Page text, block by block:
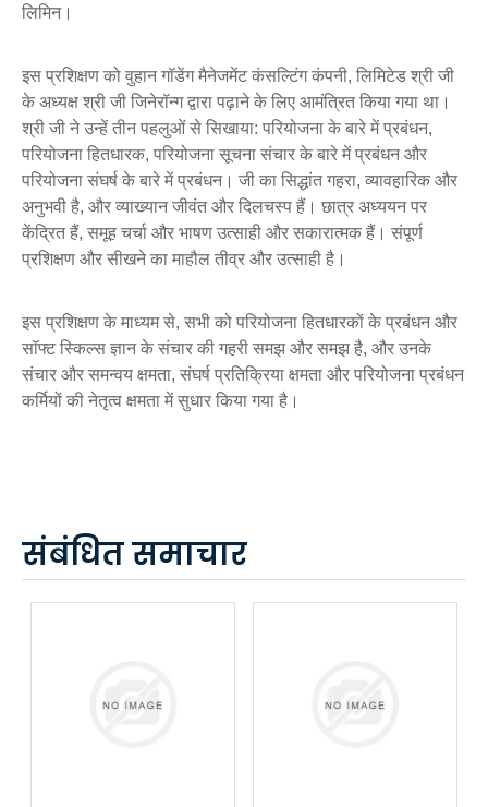
लिमिन।
इस प्रशिक्षण को वुहान गॉडेंग मैनेजमेंट कंसल्टिंग कंपनी, लिमिटेड श्री जी
के अध्यक्ष श्री जी जिनेरॉन्ग द्वारा पढ़ाने के लिए आमंत्रित किया गया था।
श्री जी ने उन्हें तीन पहलुओं से सिखाया: परियोजना के बारे में प्रबंधन,
परियोजना हितधारक, परियोजना सूचना संचार के बारे में प्रबंधन और
परियोजना संघर्ष के बारे में प्रबंधन। जी का सिद्धांत गहरा, व्यावहारिक और
अनुभवी है, और व्याख्यान जीवंत और दिलचस्प हैं। छात्र अध्ययन पर
केंद्रित हैं, समूह चर्चा और भाषण उत्साही और सकारात्मक हैं। संपूर्ण
प्रशिक्षण और सीखने का माहौल तीव्र और उत्साही है।
इस प्रशिक्षण के माध्यम से, सभी को परियोजना हितधारकों के प्रबंधन और
सॉफ्ट स्किल्स ज्ञान के संचार की गहरी समझ और समझ है, और उनके
संचार और समन्वय क्षमता, संघर्ष प्रतिक्रिया क्षमता और परियोजना प्रबंधन
कर्मियों की नेतृत्व क्षमता में सुधार किया गया है।
संबंधित समाचार